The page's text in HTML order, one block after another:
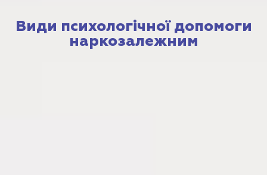
Види психологічної допомоги
наркозалежним